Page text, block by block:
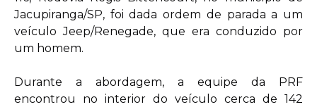
Jacupiranga/SP, foi dada ordem de parada a um
veículo Jeep/Renegade, que era conduzido por
um homem.
Durante a abordagem, a equipe da PRF
encontrou no interior do veículo cerca de 142